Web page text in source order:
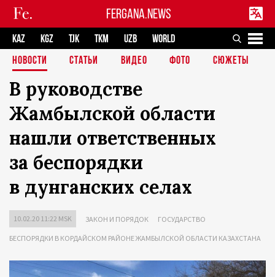
FERGANA.NEWS
KAZ KGZ TJK TKM UZB
WORLD
НОВОСТИ
СТАТЬИ ВИДЕО ФОТО СЮЖЕТЫ
В руководстве
Жамбылской области
нашли ответственных
за беспорядки
в дунганских селах
10.02.20 11:22 MSK ЗАКОН И ПОРЯДОК ГОСУДАРСТВО
БЕСПОРЯДКИ В КОРДАЙСКОМ РАЙОНЕ ЖАМБЫЛСКОЙ ОБЛАСТИ КАЗАХСТАНА